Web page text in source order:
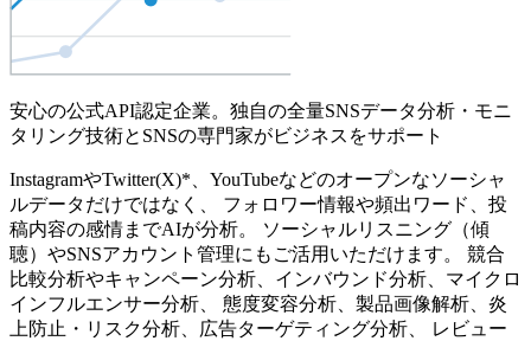
安心の公式API認定企業。独自の全量SNSデータ分析・モニ
タリング技術とSNSの専門家がビジネスをサポート
InstagramやTwitter(X)*、YouTubeなどのオープンなソーシャ
ルデータだけではなく、 フォロワー情報や頻出ワード、投
稿内容の感情までAIが分析。 ソーシャルリスニング（傾
聴）やSNSアカウント管理にもご活用いただけます。 競合
比較分析やキャンペーン分析、インバウンド分析、マイクロ
インフルエンサー分析、 態度変容分析、製品画像解析、炎
上防止・リスク分析、広告ターゲティング分析、 レビュー